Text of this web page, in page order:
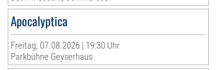
Apocalyptica
Freitag, 07.08.2026 | 19:30 Uhr
Parkbühne Geyserhaus